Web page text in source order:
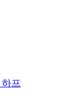
하프